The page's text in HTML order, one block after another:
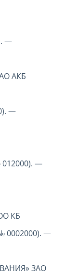
—
АКБ
—
012000). —
КБ
0002000). —
ЗАО